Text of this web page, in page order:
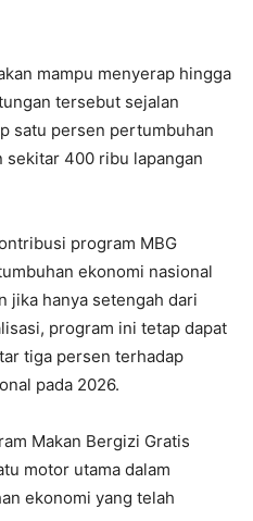
mampu menyerap hingga
tersebut sejalan
satu persen pertumbuhan
sekitar 400 ribu lapangan
program MBG
ekonomi nasional
jika hanya setengah dari
program ini tetap dapat
tiga persen terhadap
pada 2026.
Makan Bergizi Gratis
motor utama dalam
ekonomi yang telah